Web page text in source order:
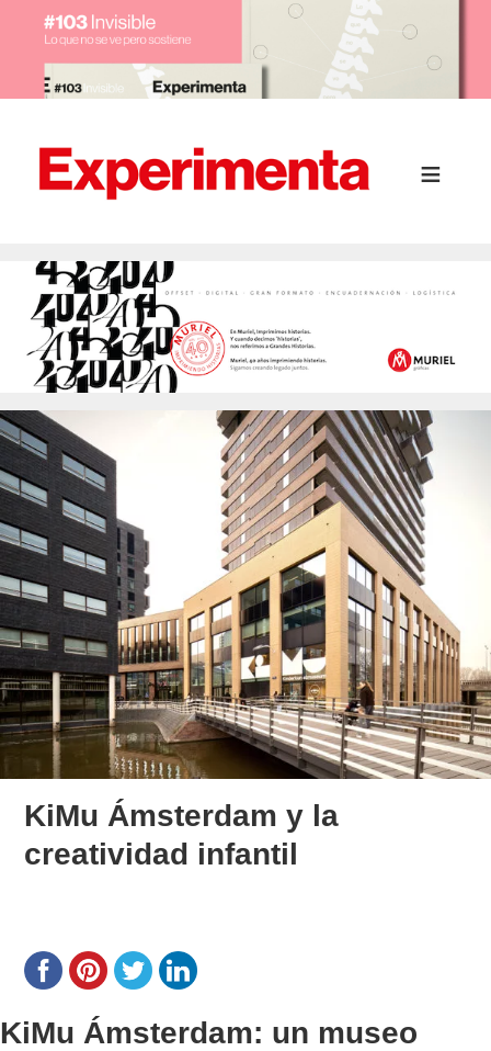
KiMu Ámsterdam y la
creatividad infantil
KiMu Ámsterdam: un museo